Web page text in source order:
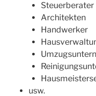
Steuerberater
Architekten
Handwerker
usw.